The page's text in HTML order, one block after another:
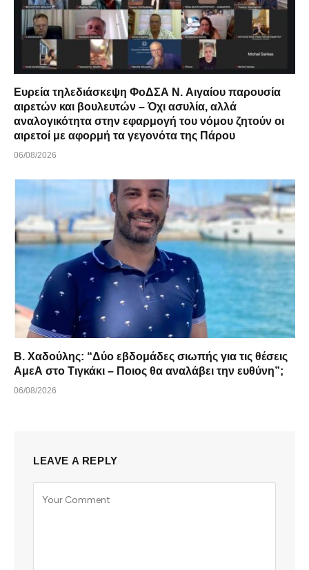
Ευρεία τηλεδιάσκεψη ΦοΔΣΑ Ν. Αιγαίου παρουσία
αιρετών και βουλευτών – Όχι ασυλία, αλλά
αναλογικότητα στην εφαρμογή του νόμου ζητούν οι
αιρετοί με αφορμή τα γεγονότα της Πάρου
06/08/2026
B. Xαδούλης: “Δύο εβδομάδες σιωπής για τις θέσεις
ΑμεΑ στο Τιγκάκι – Ποιος θα αναλάβει την ευθύνη”;
06/08/2026
LEAVE A REPLY